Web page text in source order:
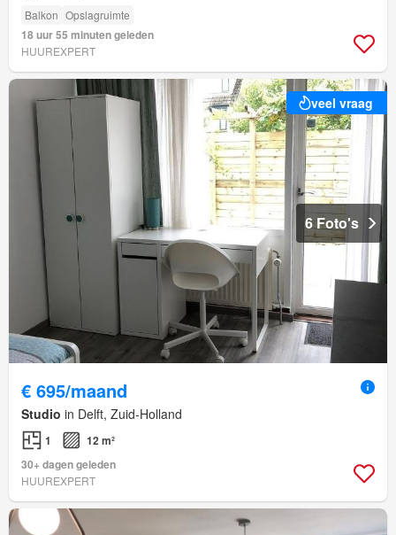
Balkon Opslagruimte
18 uur 55 minuten geleden
HUUREXPERT
veel vraag
6 Foto's
€ 695/maand
Studio in Delft, Zuid-Holland
1
12 m²
30+ dagen geleden
HUUREXPERT